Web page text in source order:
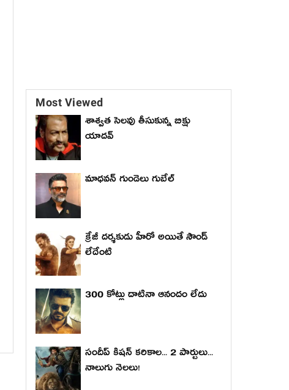
Most Viewed
శాశ్వత సెలవు తీసుకున్న బిక్షు
యాదవ్
మాధ‌వ‌న్ గుండెలు గుబేల్‌
క్రేజీ దర్శకుడు హీరో అయితే సౌండ్
లేదేంటి
300 కోట్లు దాటినా ఆనందం లేదు
సందీప్ కిషన్ కరికాల... 2 పార్టులు...
నాలుగు నెలలు!